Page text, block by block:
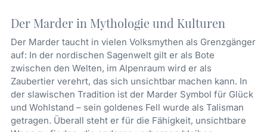
Der Marder in Mythologie und Kulturen
Der Marder taucht in vielen Volksmythen als Grenzgänger
auf: In der nordischen Sagenwelt gilt er als Bote
zwischen den Welten, im Alpenraum wird er als
Zaubertier verehrt, das sich unsichtbar machen kann. In
der slawischen Tradition ist der Marder Symbol für Glück
und Wohlstand – sein goldenes Fell wurde als Talisman
getragen. Überall steht er für die Fähigkeit, unsichtbare